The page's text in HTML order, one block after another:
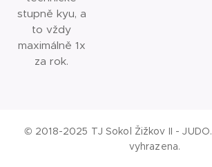
stupně kyu, a
to vždy
maximálně 1x
za rok.
© 2018-2025 TJ Sokol Žižkov II - JUDO.
vyhrazena.